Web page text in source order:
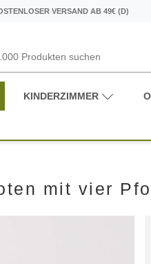
VERSAND AB 49€ (D)
KINDERZIMMER
mit vier